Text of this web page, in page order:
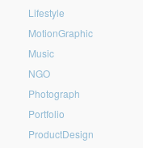
Lifestyle
MotionGraphic
Music
NGO
Photograph
Portfolio
ProductDesign